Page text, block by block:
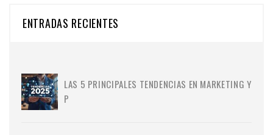
ENTRADAS RECIENTES
LAS 5 PRINCIPALES TENDENCIAS EN MARKETING Y
P